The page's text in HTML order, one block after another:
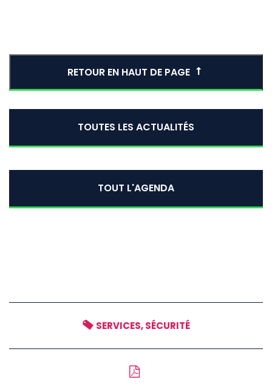
RETOUR EN HAUT DE PAGE
TOUTES LES ACTUALITÉS
TOUT L'AGENDA
SERVICES, SÉCURITÉ